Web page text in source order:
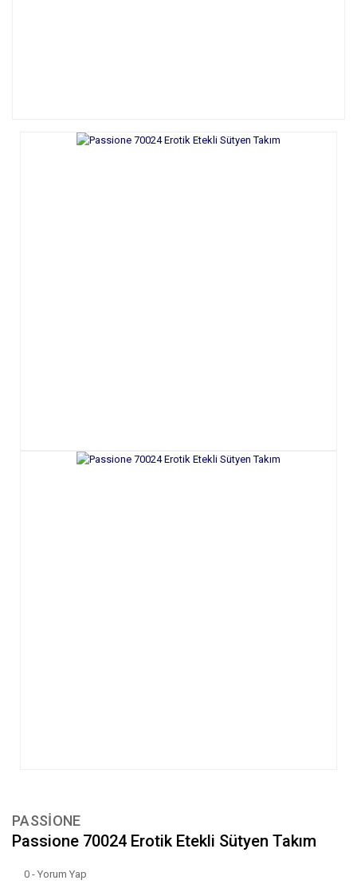
PASSİONE
Passione 70024 Erotik Etekli Sütyen Takım
0 - Yorum Yap